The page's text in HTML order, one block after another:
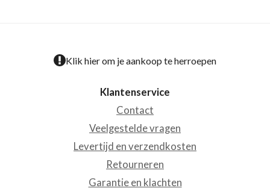
Klik hier om je aankoop te herroepen
Klantenservice
Contact
Veelgestelde vragen
Levertijd en verzendkosten
Retourneren
Garantie en klachten